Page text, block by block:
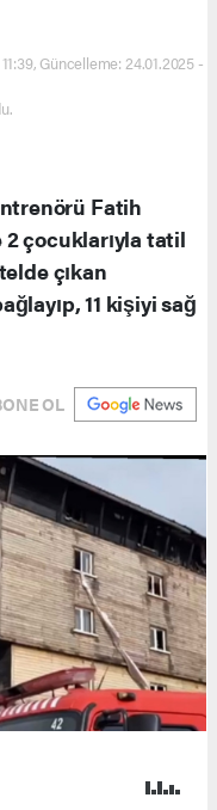
Güncelleme: 24.01.2025 -
Fatih
çocuklarıyla tatil
çıkan
11 kişiyi sağ
OL